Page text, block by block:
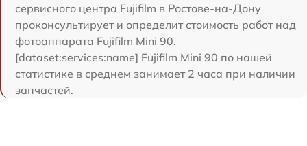
сервисного центра Fujifilm в Ростове-на-Дону
проконсультирует и определит стоимость работ над
фотоаппарата Fujifilm Mini 90.
[dataset:services:name] Fujifilm Mini 90 по нашей
статистике в среднем занимает 2 часа при наличии
запчастей.